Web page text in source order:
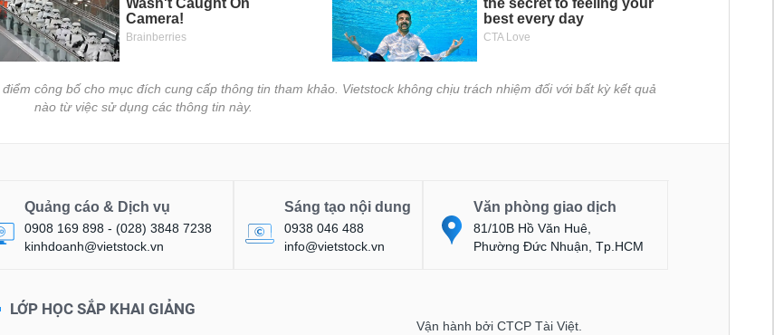
công bố cho mục đích cung cấp thông tin tham khảo. Vietstock không chịu trách nhiệm đối với bất kỳ kết quả
nào từ việc sử dụng các thông tin này.
Quảng cáo & Dịch vụ
0908 169 898 - (028) 3848 7238
kinhdoanh@vietstock.vn
Sáng tạo nội dung
0938 046 488
info@vietstock.vn
Văn phòng giao dịch
81/10B Hồ Văn Huê,
Phường Đức Nhuận, Tp.HCM
LỚP HỌC SẮP KHAI GIẢNG
Vận hành bởi CTCP Tài Việt.